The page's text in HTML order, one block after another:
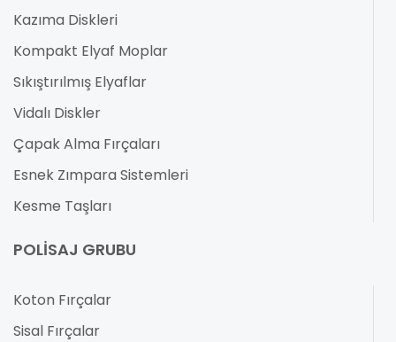
Kazıma Diskleri
Kompakt Elyaf Moplar
Sıkıştırılmış Elyaflar
Vidalı Diskler
Çapak Alma Fırçaları
Esnek Zımpara Sistemleri
Kesme Taşları
POLISAJ GRUBU
Koton Fırçalar
Sisal Fırçalar